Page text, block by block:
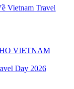
Vietnam Travel
Day 2026